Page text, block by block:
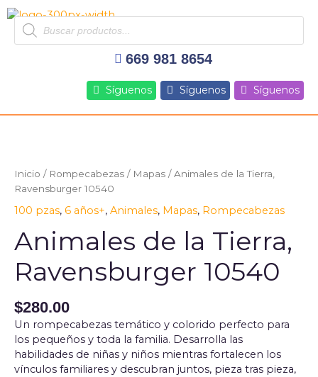
al
contenido
Products
search
669 981 8654
Síguenos Síguenos Síguenos
Inicio / Rompecabezas / Mapas / Animales de la Tierra,
Ravensburger 10540
100 pzas, 6 años+, Animales, Mapas, Rompecabezas
Animales de la Tierra,
Ravensburger 10540
$280.00
Un rompecabezas temático y colorido perfecto para
los pequeños y toda la familia. Desarrolla las
habilidades de niñas y niños mientras fortalecen los
vínculos familiares y descubran juntos, pieza tras pieza,